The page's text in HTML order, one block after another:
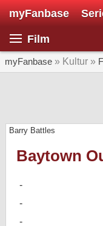
myFanbase
Film
myFanbase » Kultur »
Barry Battles
Baytown